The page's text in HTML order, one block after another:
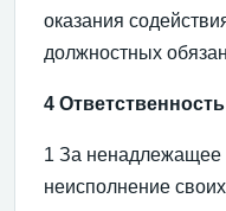
оказания
должностных
4 Ответственность
1 За ненадлежащее
неисполнение